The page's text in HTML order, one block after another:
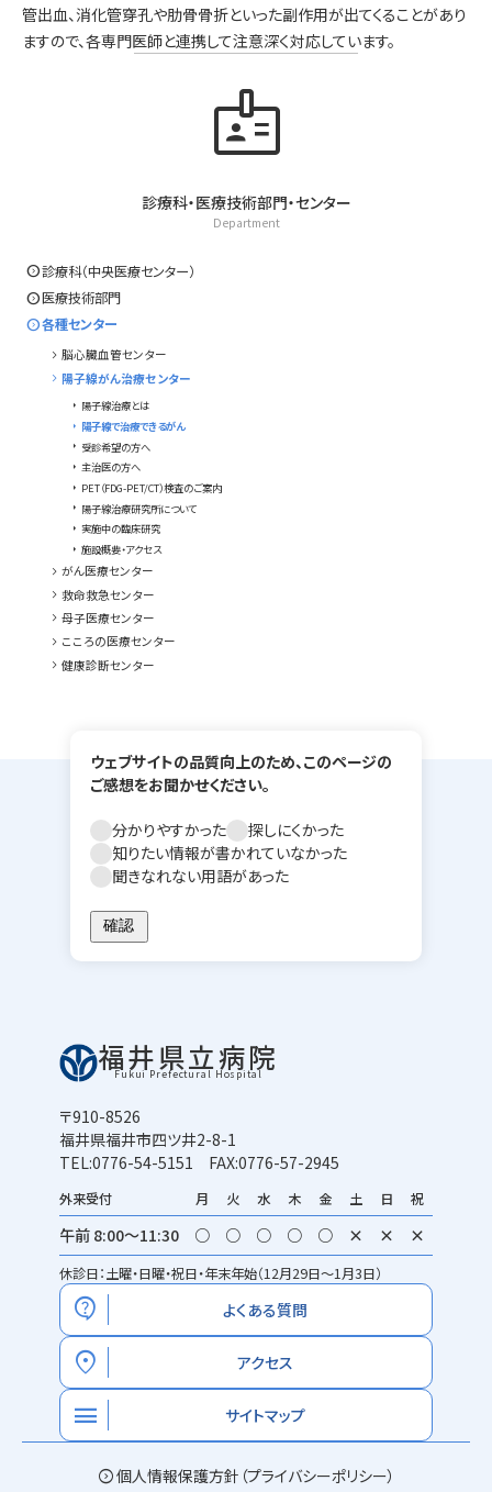
管出血、消化管穿孔や肋骨骨折といった副作用が出てくることがあり
ますので、各専門医師と連携して注意深く対応しています。
badge
診療科・医療技術部門・センター
Department
expand_circle_right診療科（中央医療センター）
expand_circle_right医療技術部門
expand_circle_right各種センター
chevron_right 脳心臓血管センター
chevron_right 陽子線がん治療センター
arrow_right 陽子線治療とは
arrow_right 陽子線で治療できるがん
arrow_right 受診希望の方へ
arrow_right主治医の方へ
arrow_right PET（FDG-PET/CT）検査のご案内
arrow_right 陽子線治療研究所について
arrow_right実施中の臨床研究
arrow_right施設概要・アクセス
chevron_right がん医療センター
chevron_right 救命救急センター
chevron_right 母子医療センター
chevron_right こころの医療センター
chevron_right 健康診断センター
ウェブサイトの品質向上のため、このページの
ご感想をお聞かせください。
分かりやすかった
探しにくかった
知りたい情報が書かれていなかった
聞きなれない用語があった
福井県立病院
Fukui Prefectural Hospital
〒910-8526
福井県福井市四ツ井2-8-1
TEL:0776-54-5151 FAX:0776-57-2945
外来受付 月 火 水 木 金 土 日 祝
午前 8:00～11:30 ○ ○ ○ ○ ○ × × ×
休診日：土曜・日曜・祝日・年末年始（12月29日～1月3日）
contact_support よくある質問
location_on アクセス
menu サイトマップ
expand_circle_right個人情報保護方針（プライバシーポリシー）